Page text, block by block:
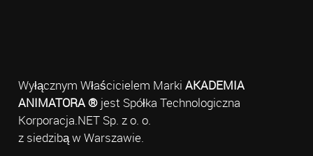
Wyłącznym Właścicielem Marki AKADEMIA
ANIMATORA ®jest Spółka Technologiczna
Korporacja.NET Sp. z o. o.
z siedzibą w Warszawie.